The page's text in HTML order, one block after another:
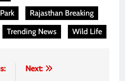
Rajasthan Breaking
Trending News Wild Life
Next: